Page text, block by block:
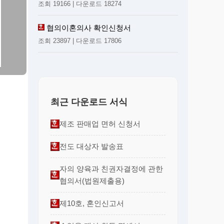
조회 19166 | 다운로드 18274
협의이혼의사 확인신청서
조회 23897 | 다운로드 17806
최근 다운로드 서식
제조 판매업 면허 신청서
전도 대상자 발송표
자의 양육과 친권자결정에 관한
협의서(법원제출용)
제10호, 혼인신고서